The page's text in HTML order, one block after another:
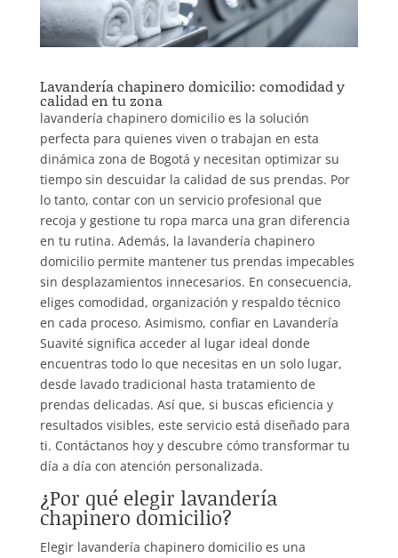
Lavandería chapinero domicilio: comodidad y
calidad en tu zona
lavandería chapinero domicilio es la solución
perfecta para quienes viven o trabajan en esta
dinámica zona de Bogotá y necesitan optimizar su
tiempo sin descuidar la calidad de sus prendas. Por
lo tanto, contar con un servicio profesional que
recoja y gestione tu ropa marca una gran diferencia
en tu rutina. Además, la lavandería chapinero
domicilio permite mantener tus prendas impecables
sin desplazamientos innecesarios. En consecuencia,
eliges comodidad, organización y respaldo técnico
en cada proceso. Asimismo, confiar en Lavandería
Suavité significa acceder al lugar ideal donde
encuentras todo lo que necesitas en un solo lugar,
desde lavado tradicional hasta tratamiento de
prendas delicadas. Así que, si buscas eficiencia y
resultados visibles, este servicio está diseñado para
ti. Contáctanos hoy y descubre cómo transformar tu
día a día con atención personalizada.
¿Por qué elegir lavandería
chapinero domicilio?
Elegir lavandería chapinero domicilio es una